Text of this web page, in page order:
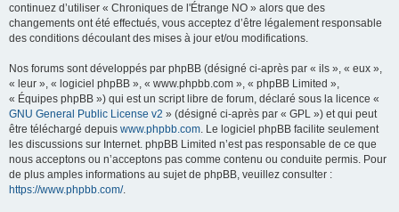
continuez d’utiliser « Chroniques de l'Étrange NO » alors que des
changements ont été effectués, vous acceptez d’être légalement responsable
des conditions découlant des mises à jour et/ou modifications.
Nos forums sont développés par phpBB (désigné ci-après par « ils », « eux »,
« leur », « logiciel phpBB », « www.phpbb.com », « phpBB Limited »,
« Équipes phpBB ») qui est un script libre de forum, déclaré sous la licence «
GNU General Public License v2 » (désigné ci-après par « GPL ») et qui peut
être téléchargé depuis www.phpbb.com . Le logiciel phpBB facilite seulement
les discussions sur Internet. phpBB Limited n’est pas responsable de ce que
nous acceptons ou n’acceptons pas comme contenu ou conduite permis. Pour
de plus amples informations au sujet de phpBB, veuillez consulter :
https://www.phpbb.com/.